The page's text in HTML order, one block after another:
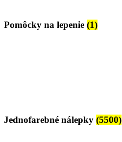
Pomôcky na lepenie (1)
Jednofarebné nálepky (5500)